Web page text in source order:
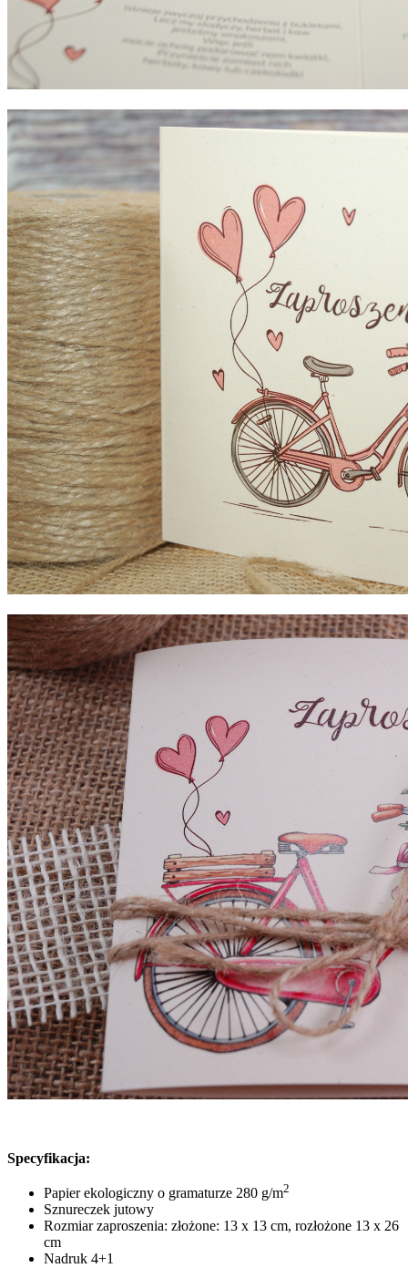
Specyfikacja:
Papier ekologiczny o gramaturze 280 g/m2
Sznureczek jutowy
Rozmiar zaproszenia: złożone: 13 x 13 cm, rozłożone 13 x 26
cm
Nadruk 4+1